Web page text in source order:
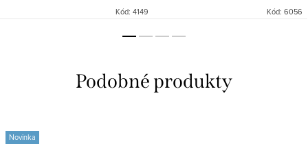
Kód: 4149 Kód: 6056
Novinka